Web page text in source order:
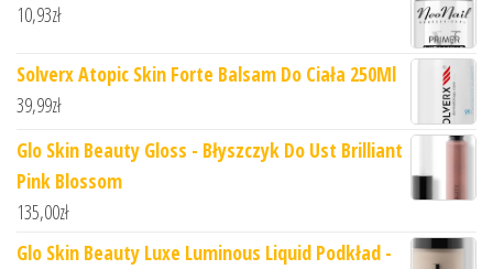
10,93zł
Solverx Atopic Skin Forte Balsam Do Ciała 250Ml
39,99zł
Glo Skin Beauty Gloss - Błyszczyk Do Ust Brilliant
Pink Blossom
135,00zł
Glo Skin Beauty Luxe Luminous Liquid Podkład -